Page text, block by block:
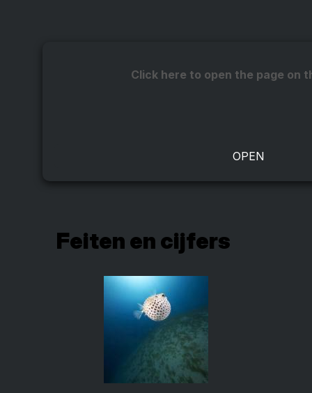
Click here to open the page on
Feiten en cijfers